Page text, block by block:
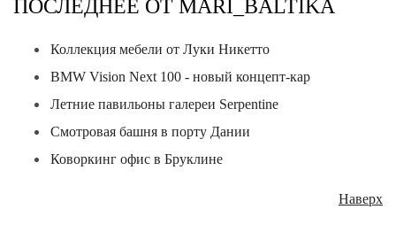
ПОСЛЕДНЕЕ ОТ MARI_BALTIKA
Коллекция мебели от Луки Никетто
BMW Vision Next 100 - новый концепт-кар
Летние павильоны галереи Serpentine
Смотровая башня в порту Дании
Коворкинг офис в Бруклине
Наверх